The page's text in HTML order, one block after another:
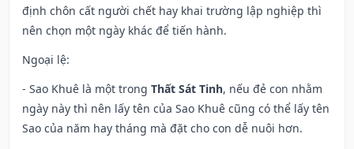
định chôn cất người chết hay khai trường lập nghiệp thì
nên chọn một ngày khác để tiến hành.
Ngoại lệ:
- Sao Khuê là một trong Thất Sát Tinh, nếu đẻ con nhằm
ngày này thì nên lấy tên của Sao Khuê cũng có thể lấy tên
Sao của năm hay tháng mà đặt cho con dễ nuôi hơn.